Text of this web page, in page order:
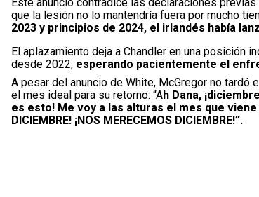
que la lesión no lo mantendría fuera por mucho
2023 y principios de 2024, el irlandés había
El aplazamiento deja a Chandler en una posición
desde 2022, esperando pacientemente el
A pesar del anuncio de White, McGregor no
el mes ideal para su retorno: “Ah Dana,
es esto! Me voy a las alturas el mes que viene
DICIEMBRE! ¡NOS MERECEMOS DICIEMBRE!”.